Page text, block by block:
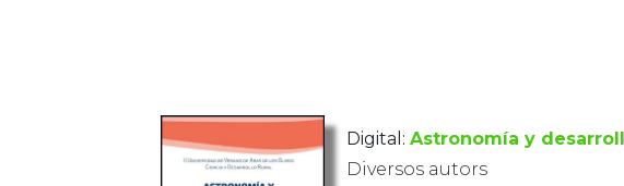
Digital: Astronomía y
Diversos autors